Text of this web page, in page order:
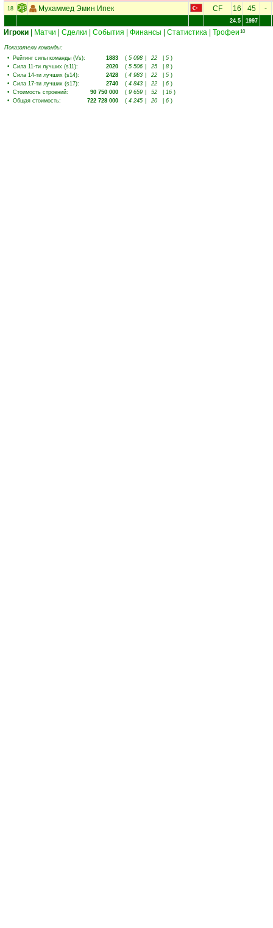
18 Мухаммед Эмин Ипек CF 16 45 -
24.5 1997
Игроки Матчи Сделки События Финансы Статистика Трофеи 10
Показатели команды:
• Рейтинг силы команды (Vs): 1883 ( 5 098 22 5 )
• Сила 11-ти лучших (s11): 2020 ( 5 506 25 8 )
• Сила 14-ти лучших (s14): 2428 ( 4 983 22 5 )
• Сила 17-ти лучших (s17): 2740 ( 4 843 22 6 )
• Стоимость строений: 90 750 000 ( 9 659 52 16 )
• Общая стоимость: 722 728 000 ( 4 245 20 6 )